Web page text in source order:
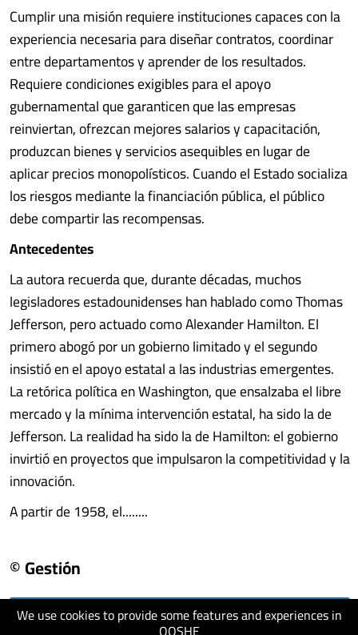
We use cookies to provide some features and experiences in
Cumplir una misión requiere instituciones capaces con la
experiencia necesaria para diseñar contratos, coordinar
entre departamentos y aprender de los resultados.
Requiere condiciones exigibles para el apoyo
gubernamental que garanticen que las empresas
reinviertan, ofrezcan mejores salarios y capacitación,
produzcan bienes y servicios asequibles en lugar de
aplicar precios monopolísticos. Cuando el Estado socializa
los riesgos mediante la financiación pública, el público
debe compartir las recompensas.
Antecedentes
La autora recuerda que, durante décadas, muchos
legisladores estadounidenses han hablado como Thomas
Jefferson, pero actuado como Alexander Hamilton. El
primero abogó por un gobierno limitado y el segundo
insistió en el apoyo estatal a las industrias emergentes.
La retórica política en Washington, que ensalzaba el libre
mercado y la mínima intervención estatal, ha sido la de
Jefferson. La realidad ha sido la de Hamilton: el gobierno
invirtió en proyectos que impulsaron la competitividad y la
innovación.
A partir de 1958, el........
© Gestión